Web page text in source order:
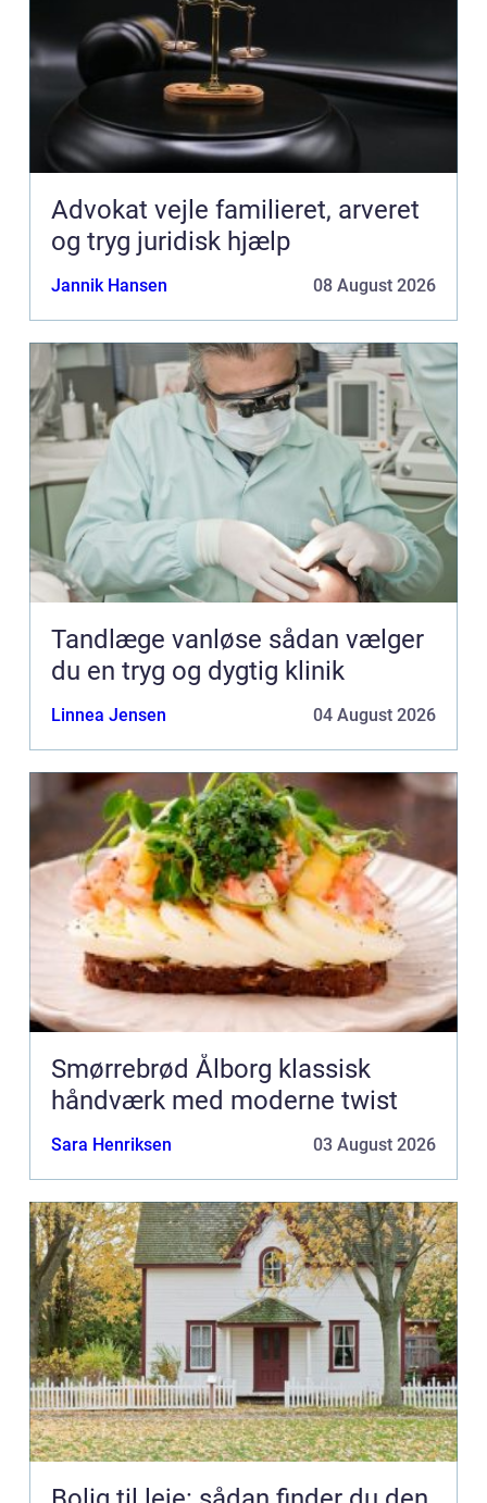
Advokat vejle familieret, arveret
og tryg juridisk hjælp
Jannik Hansen 08 August 2026
Tandlæge vanløse sådan vælger
du en tryg og dygtig klinik
Linnea Jensen 04 August 2026
Smørrebrød Ålborg klassisk
håndværk med moderne twist
Sara Henriksen 03 August 2026